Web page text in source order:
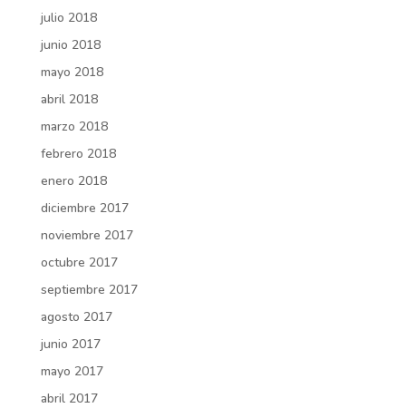
julio 2018
junio 2018
mayo 2018
abril 2018
marzo 2018
febrero 2018
enero 2018
diciembre 2017
noviembre 2017
octubre 2017
septiembre 2017
agosto 2017
junio 2017
mayo 2017
abril 2017